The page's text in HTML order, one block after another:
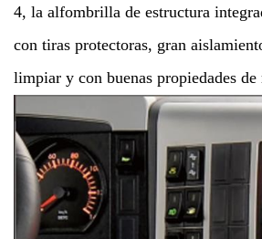
4, la alfombrilla de estructura
con tiras protectoras, gran
limpiar y con buenas propiedades